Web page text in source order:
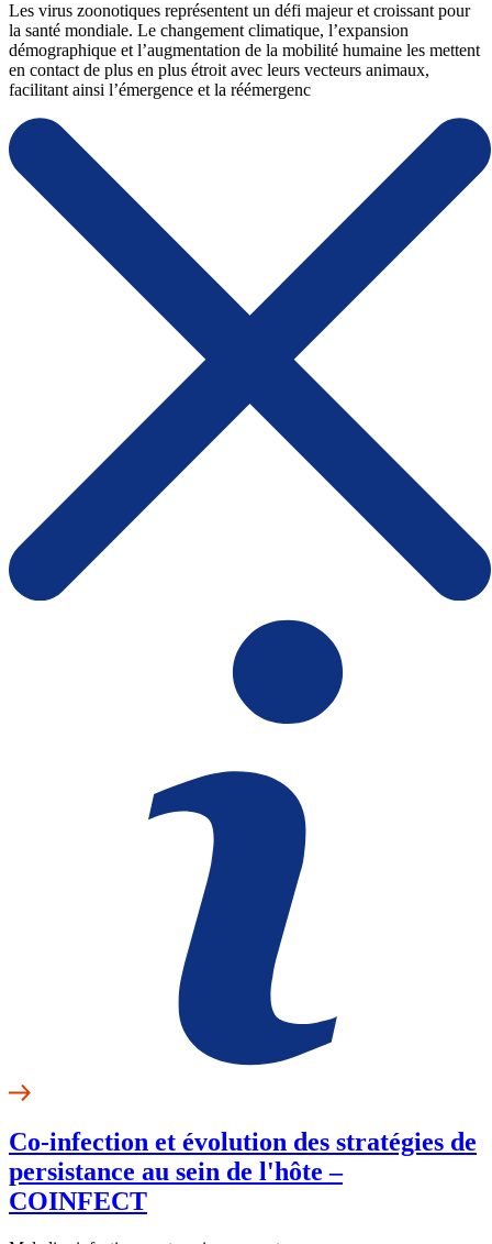
Les virus zoonotiques représentent un défi majeur et croissant pour
la santé mondiale. Le changement climatique, l’expansion
démographique et l’augmentation de la mobilité humaine les mettent
en contact de plus en plus étroit avec leurs vecteurs animaux,
facilitant ainsi l’émergence et la réémergenc
Co-infection et évolution des stratégies de
persistance au sein de l'hôte –
COINFECT